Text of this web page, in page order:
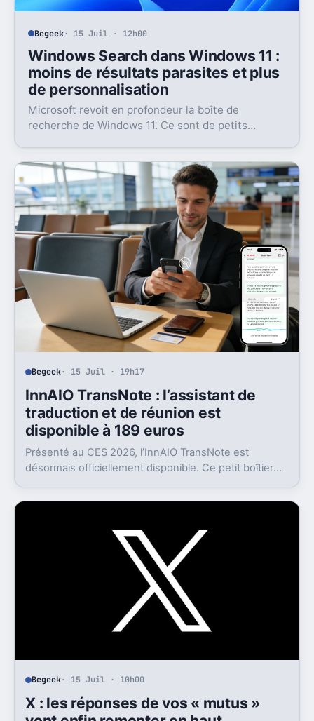
Begeek· 15 Juil · 12h00
Windows Search dans Windows 11 :
moins de résultats parasites et plus
de personnalisation
Microsoft revoit en profondeur la boîte de
recherche de Windows 11. Ce sont de petits
Begeek· 15 Juil · 19h17
InnAIO TransNote : l’assistant de
traduction et de réunion est
disponible à 189 euros
Présenté au CES 2026, l’InnAIO TransNote est
désormais officiellement disponible. Ce petit boîtier
enregistrement autonome, transcription et génération
Begeek· 15 Juil · 10h00
X : les réponses de vos « mutus »